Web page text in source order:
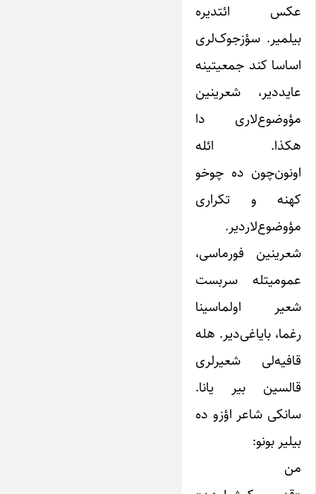
عکس ائتدیره
بیلمیر. سؤزجوک‌لری
اساسا کند جمعیتینه
عایددیر، شعرینین
مؤوضوع‌لاری دا
هکذا. ائله
اونون‌چون ده چوخو
کهنه و تکراری
مؤوضوع‌لاردیر.
شعرینین فورماسی،
عمومیتله سربست
شعیر اولماسینا
رغما، بایاغی‌دیر. هله
قافیه‌لی شعیرلری
قالسین بیر یانا.
سانکی شاعر اؤزو ده
بیلیر بونو:
من